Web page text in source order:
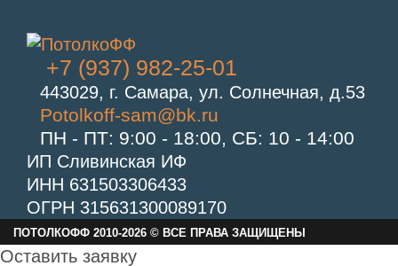
+7 (937) 982-25-01
443029, г. Самара, ул. Солнечная, д.53
Potolkoff-sam@bk.ru
ПН - ПТ: 9:00 - 18:00, СБ: 10 - 14:00
ИП Сливинская ИФ
ИНН 631503306433
ОГРН 315631300089170
ПОТОЛКОФФ 2010-2026 © ВСЕ ПРАВА ЗАЩИЩЕНЫ
Оставить заявку